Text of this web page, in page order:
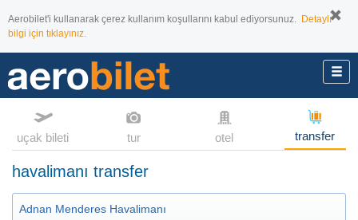
Aerobilet'i kullanarak çerez kullanım koşullarını kabul ediyorsunuz. Detaylı
bilgi için tıklayınız.
uçak bileti tur otel transfer
havalimanı transfer